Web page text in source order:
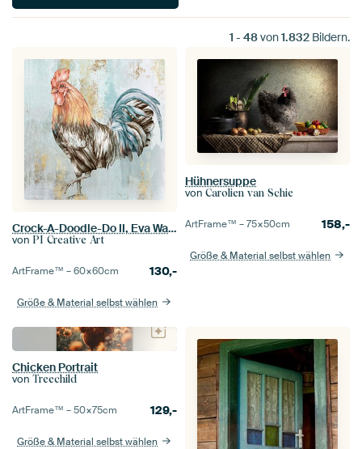
1 - 48von1.832 Bildern.
Crock-A-Doodle-Do II, Eva Watts
von PI Creative Art
ArtFrame™ –60×60cm 130,-
Größe & Material selbst wählen
Hühnersuppe
von Carolien van Schie
ArtFrame™ –75×50cm 158,-
Größe & Material selbst wählen
Chicken Portrait
von Treechild
ArtFrame™ –50×75cm 129,-
Größe & Material selbst wählen